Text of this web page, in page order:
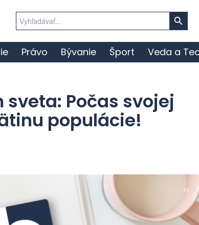
for:
Search Button
Právo Bývanie Šport Veda a
Počas svojej
populácie!